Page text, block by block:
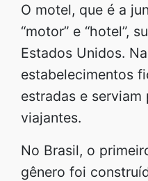
O motel, que é a
“motor” e “hotel”,
Estados Unidos.
estabelecimentos
estradas e serviam
viajantes.
No Brasil, o
gênero foi